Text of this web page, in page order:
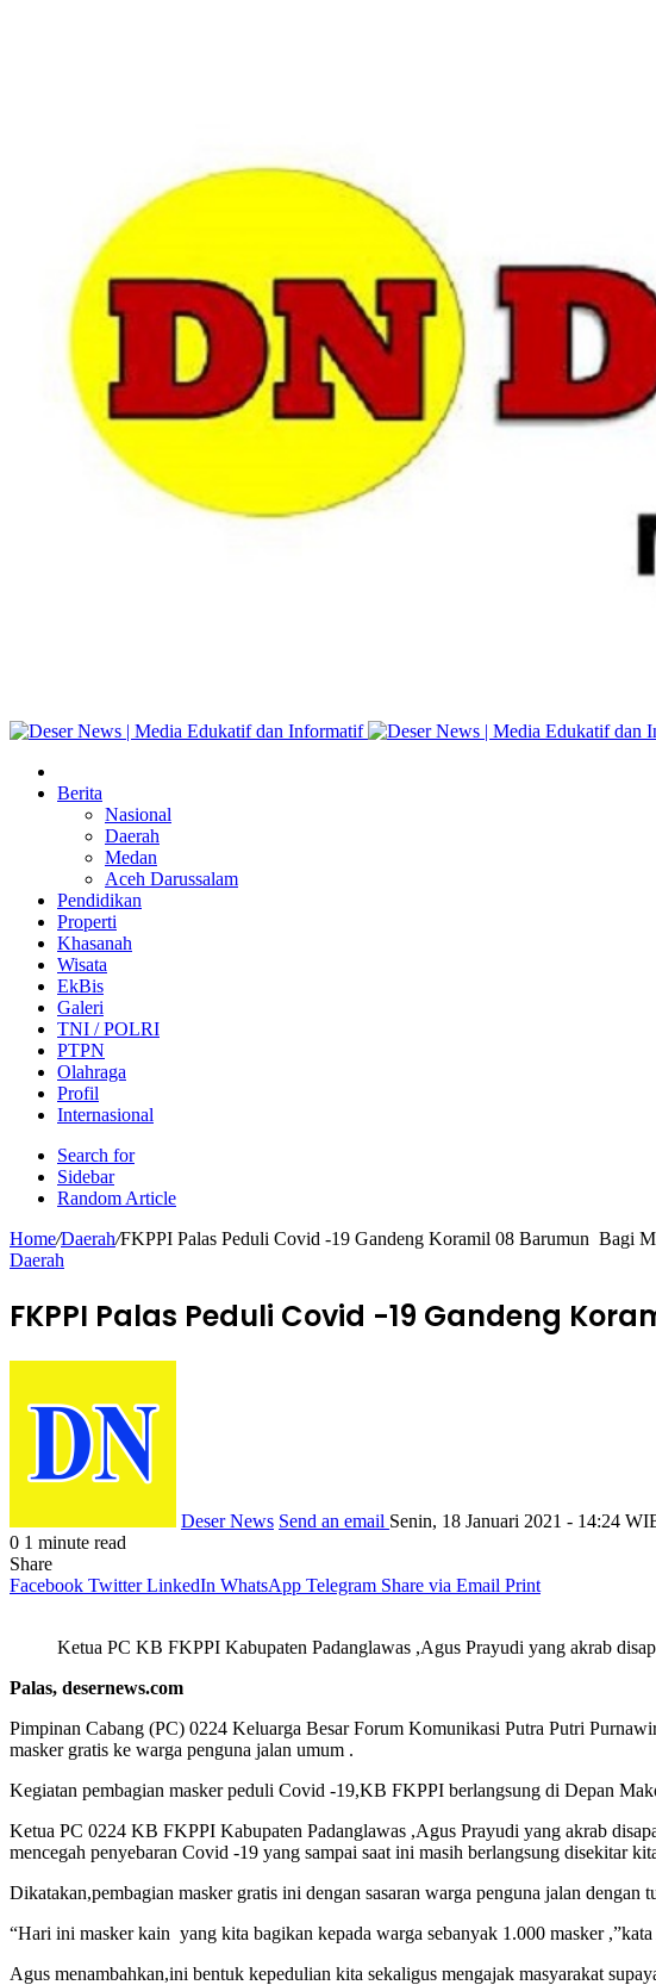
Berita
Nasional
Daerah
Medan
Aceh Darussalam
Pendidikan
Properti
Khasanah
Wisata
EkBis
Galeri
TNI / POLRI
PTPN
Olahraga
Profil
Internasional
Search for
Sidebar
Random Article
Home/Daerah/FKPPI Palas Peduli Covid -19 Gandeng Koramil 08 Barumun Bagi
Daerah
FKPPI Palas Peduli Covid -19 Gandeng
Deser News Send an email Senin, 18 Januari 2021 - 14:24
0 1 minute read
Share
Facebook Twitter LinkedIn WhatsApp Telegram Share via Email Print
Ketua PC KB FKPPI Kabupaten Padanglawas ,Agus Prayudi yang akrab
Palas, desernews.com
Pimpinan Cabang (PC) 0224 Keluarga Besar Forum Komunikasi Putra Putri
masker gratis ke warga penguna jalan umum .
Kegiatan pembagian masker peduli Covid -19,KB FKPPI berlangsung di Depan
Ketua PC 0224 KB FKPPI Kabupaten Padanglawas ,Agus Prayudi yang akrab
mencegah penyebaran Covid -19 yang sampai saat ini masih berlangsung disekitar
Dikatakan,pembagian masker gratis ini dengan sasaran warga penguna jalan
“Hari ini masker kain yang kita bagikan kepada warga sebanyak 1.000 masker
Agus menambahkan,ini bentuk kepedulian kita sekaligus mengajak masyarakat